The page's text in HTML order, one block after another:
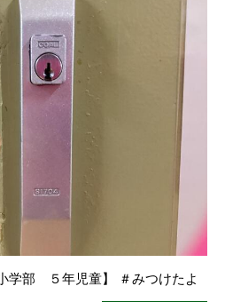
学部 ５年児童】 ＃みつけたよ